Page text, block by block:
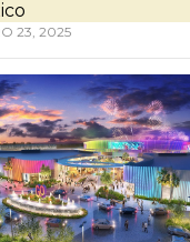
23, 2025